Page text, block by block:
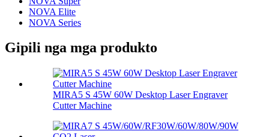
NOVA Elite
NOVA Series
Gipili nga mga produkto
MIRA5 S 45W 60W Desktop Laser Engraver
Cutter Machine